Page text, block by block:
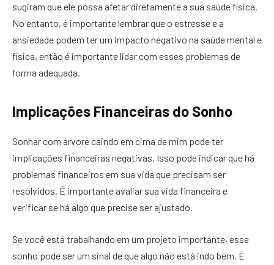
sugiram que ele possa afetar diretamente a sua saúde física.
No entanto, é importante lembrar que o estresse e a
ansiedade podem ter um impacto negativo na saúde mental e
física, então é importante lidar com esses problemas de
forma adequada.
Implicações Financeiras do Sonho
Sonhar com árvore caindo em cima de mim pode ter
implicações financeiras negativas. Isso pode indicar que há
problemas financeiros em sua vida que precisam ser
resolvidos. É importante avaliar sua vida financeira e
verificar se há algo que precise ser ajustado.
Se você está trabalhando em um projeto importante, esse
sonho pode ser um sinal de que algo não está indo bem. É